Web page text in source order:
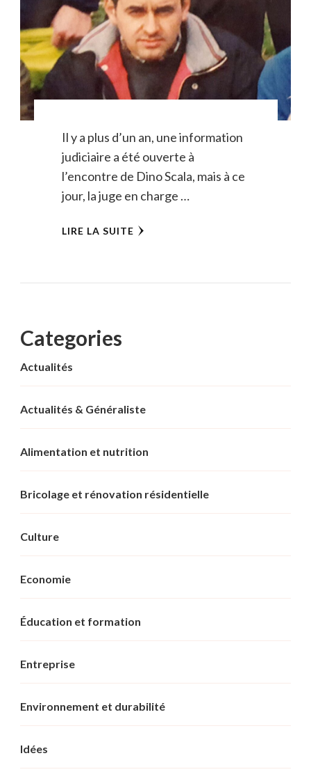
Il y a plus d’un an, une information
judiciaire a été ouverte à
l’encontre de Dino Scala, mais à ce
jour, la juge en charge …
LIRE LA SUITE
Categories
Actualités
Actualités & Généraliste
Alimentation et nutrition
Bricolage et rénovation résidentielle
Culture
Economie
Éducation et formation
Entreprise
Environnement et durabilité
Idées